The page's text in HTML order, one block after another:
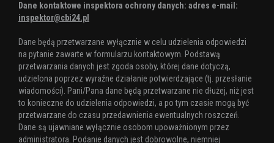
Dane kontaktowe inspektora ochrony danych: adres e-mail:
inspektor@cbi24.pl
Dane będą przetwarzane wyłącznie w celu udzielenia odpowiedzi
na pytanie zawarte w formularzu kontaktowym. Podstawą
przetwarzania danych jest zgoda osoby, której dane dotyczą,
udzielona poprzez wyraźne działanie potwierdzające (tj. przesłanie
wiadomości). Pani/Pana dane będą przetwarzane nie dłużej, niż jest
to konieczne do udzielenia odpowiedzi, a po tym czasie mogą być
przetwarzane do czasu przedawnienia ewentualnych roszczeń.
Dane są ujawniane wyłącznie osobom upoważnionym przez
administratora. Podanie danych jest dobrowolne, niemniej